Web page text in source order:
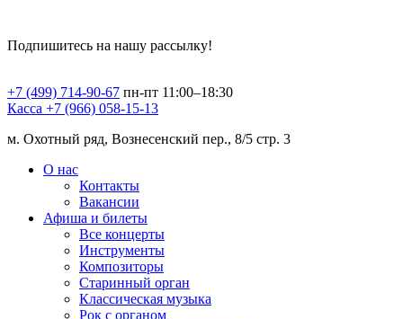
Подпишитесь на нашу рассылку!
+7 (499) 714-90-67 пн-пт 11:00–18:30
Касса +7 (966) 058-15-13
м. Охотный ряд, Вознесенский пер., 8/5 стр. 3
О нас
Контакты
Вакансии
Афиша и билеты
Все концерты
Инструменты
Композиторы
Старинный орган
Классическая музыка
Рок с органом